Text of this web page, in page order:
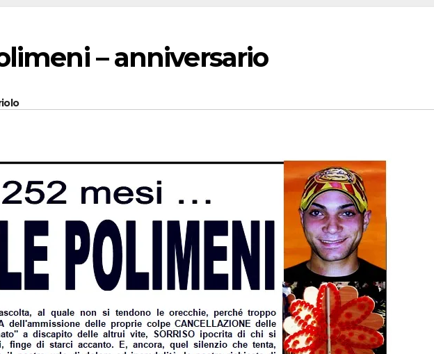
– anniversario